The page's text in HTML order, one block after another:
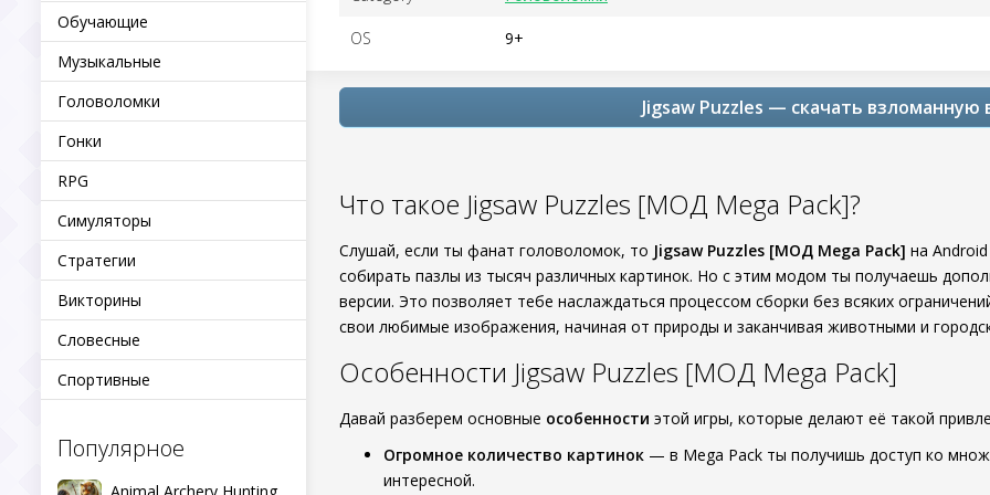
Обучающие
Музыкальные
Головоломки
Гонки
RPG
Симуляторы
Стратегии
Викторины
Словесные
Спортивные
Популярное
OS 9+
Jigsaw Puzzles — скачать
Что такое Jigsaw Puzzles [МОД Mega Pack]?
Слушай, если ты фанат головоломок, то Jigsaw Puzzles [МОД Mega Pack] на
собирать пазлы из тысяч различных картинок. Но с этим модом ты получаешь
версии. Это позволяет тебе наслаждаться процессом сборки без всяких
свои любимые изображения, начиная от природы и заканчивая животными и
Особенности Jigsaw Puzzles [МОД Mega Pack]
Давай разберем основные особенности этой игры, которые делают её такой
Огромное количество картинок — в Mega Pack ты получишь доступ ко
интересной.